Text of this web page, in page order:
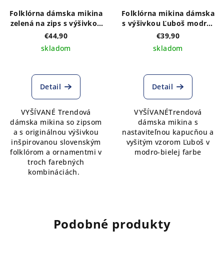
Folklórna dámska mikina
zelená na zips s výšivkou
na prednom a zadnom
z troch farebných
€44,90
skladom
Detail
VYŠÍVANÉ Trendová
dámska mikina so zipsom
a s originálnou výšivkou
inšpirovanou slovenským
folklórom a ornamentmi v
troch farebných
kombináciách.
Folklórna mikina dámska
s výšivkou Ľuboš modro-
biely, s kapucňou
€39,90
skladom
Detail
VYŠÍVANÉTrendová
dámska mikina s
nastaviteľnou kapucňou a
vyšitým vzorom Ľuboš v
modro-bielej farbe
Podobné produkty